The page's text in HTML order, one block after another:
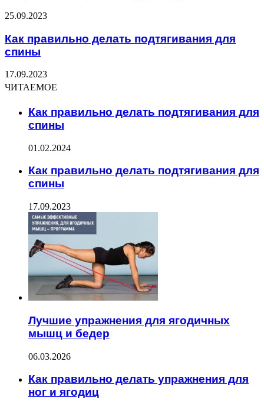
25.09.2023
Как правильно делать подтягивания для
спины
17.09.2023
ЧИТАЕМОЕ
Как правильно делать подтягивания для
спины
01.02.2024
Как правильно делать подтягивания для
спины
17.09.2023
Лучшие упражнения для ягодичных
мышц и бедер
06.03.2026
Как правильно делать упражнения для
ног и ягодиц